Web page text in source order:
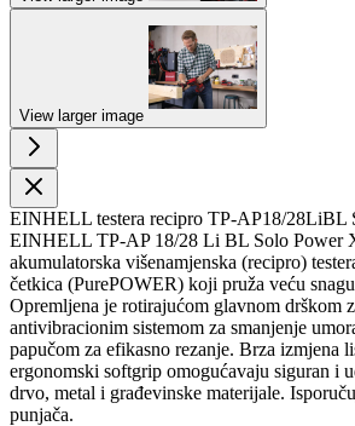
View larger image
EINHELL testera recipro TP-AP18/28LiBL
EINHELL TP-AP 18/28 Li BL Solo Power
akumulatorska višenamjenska (recipro)
četkica (PurePOWER) koji pruža veću
Opremljena je rotirajućom glavnom drškom
antivibracionim sistemom za smanjenje
papučom za efikasno rezanje. Brza izmjena
ergonomski softgrip omogućavaju siguran i
drvo, metal i građevinske materijale.
punjača.